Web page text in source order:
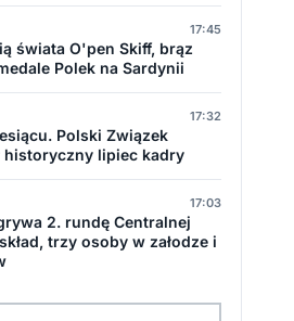
17:45
świata O'pen Skiff, brąz
Polek na Sardynii
17:32
Polski Związek
historyczny lipiec kadry
17:03
2. rundę Centralnej
trzy osoby w załodze i